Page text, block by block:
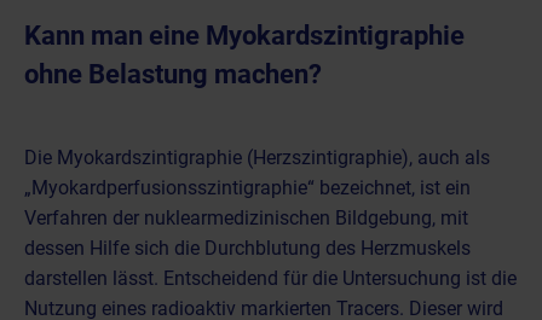
Kann man eine Myokardszintigraphie
ohne Belastung machen?
Die Myokardszintigraphie (Herzszintigraphie), auch als
„Myokardperfusionsszintigraphie“ bezeichnet, ist ein
Verfahren der nuklearmedizinischen Bildgebung, mit
dessen Hilfe sich die Durchblutung des Herzmuskels
darstellen lässt. Entscheidend für die Untersuchung ist die
Nutzung eines radioaktiv markierten Tracers. Dieser wird